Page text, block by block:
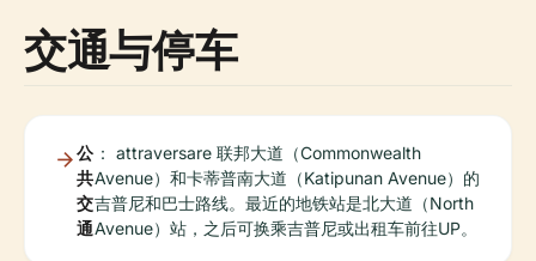
交通与停车
公
共
交
通
： attraversare 联邦大道（Commonwealth
Avenue）和卡蒂普南大道（Katipunan Avenue）的
吉普尼和巴士路线。最近的地铁站是北大道（North
Avenue）站，之后可换乘吉普尼或出租车前往UP。